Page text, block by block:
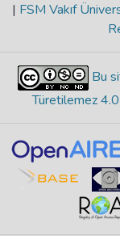
| FSM Vakıf
Bu
Türetilemez 4.0